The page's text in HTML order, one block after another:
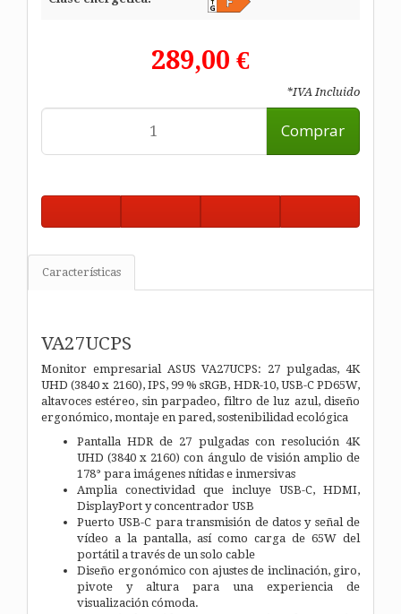
289,00 €
*IVA Incluido
Comprar
Características
VA27UCPS
Monitor empresarial ASUS VA27UCPS: 27 pulgadas, 4K
UHD (3840 x 2160), IPS, 99 % sRGB, HDR-10, USB-C PD65W,
altavoces estéreo, sin parpadeo, filtro de luz azul, diseño
ergonómico, montaje en pared, sostenibilidad ecológica
Pantalla HDR de 27 pulgadas con resolución 4K
UHD (3840 x 2160) con ángulo de visión amplio de
178° para imágenes nítidas e inmersivas
Amplia conectividad que incluye USB-C, HDMI,
DisplayPort y concentrador USB
Puerto USB-C para transmisión de datos y señal de
vídeo a la pantalla, así como carga de 65W del
portátil a través de un solo cable
Diseño ergonómico con ajustes de inclinación, giro,
pivote y altura para una experiencia de
visualización cómoda.